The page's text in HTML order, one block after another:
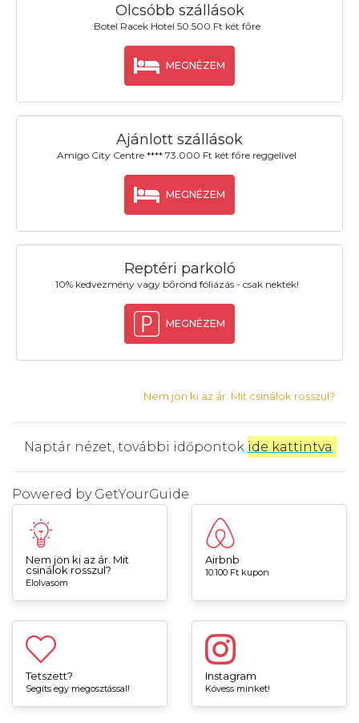
Olcsóbb szállások
Botel Racek Hotel 50.500 Ft két főre
MEGNÉZEM
Ajánlott szállások
Amigo City Centre **** 73.000 Ft két főre reggelivel
MEGNÉZEM
Reptéri parkoló
10% kedvezmény vagy bőrönd fóliázás - csak nektek!
MEGNÉZEM
Nem jön ki az ár. Mit csinálok rosszul?
Naptár nézet, további időpontok ide kattintva
Powered by GetYourGuide
Nem jön ki az ár. Mit
csinálok rosszul?
Elolvasom
Airbnb
10.100 Ft kupon
Tetszett?
Segíts egy megosztással!
Instagram
Kövess minket!